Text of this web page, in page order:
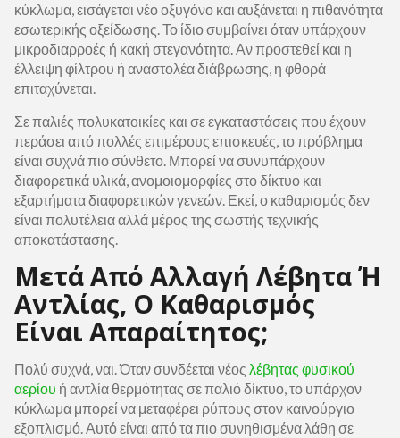
κύκλωμα, εισάγεται νέο οξυγόνο και αυξάνεται η πιθανότητα
εσωτερικής οξείδωσης. Το ίδιο συμβαίνει όταν υπάρχουν
μικροδιαρροές ή κακή στεγανότητα. Αν προστεθεί και η
έλλειψη φίλτρου ή αναστολέα διάβρωσης, η φθορά
επιταχύνεται.
Σε παλιές πολυκατοικίες και σε εγκαταστάσεις που έχουν
περάσει από πολλές επιμέρους επισκευές, το πρόβλημα
είναι συχνά πιο σύνθετο. Μπορεί να συνυπάρχουν
διαφορετικά υλικά, ανομοιομορφίες στο δίκτυο και
εξαρτήματα διαφορετικών γενεών. Εκεί, ο καθαρισμός δεν
είναι πολυτέλεια αλλά μέρος της σωστής τεχνικής
αποκατάστασης.
Μετά Από Αλλαγή Λέβητα Ή
Αντλίας, Ο Καθαρισμός
Είναι Απαραίτητος;
Πολύ συχνά, ναι. Όταν συνδέεται νέος λέβητας φυσικού
αερίου ή αντλία θερμότητας σε παλιό δίκτυο, το υπάρχον
κύκλωμα μπορεί να μεταφέρει ρύπους στον καινούργιο
εξοπλισμό. Αυτό είναι από τα πιο συνηθισμένα λάθη σε